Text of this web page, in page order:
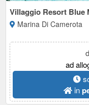
Villaggio Resort Blue
Marina Di Camerota
ad
in